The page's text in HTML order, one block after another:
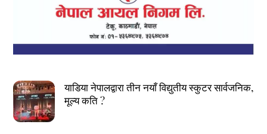
याडिया नेपालद्वारा तीन नयाँ विद्युतीय स्कुटर सार्वजनिक,
मूल्य कति ?